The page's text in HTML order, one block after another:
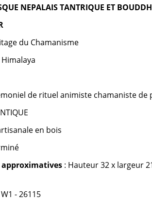
NEPALAIS TANTRIQUE ET
du Chamanisme
de rituel animiste chamaniste de
en bois
: Hauteur 32 x largeur
- 26115